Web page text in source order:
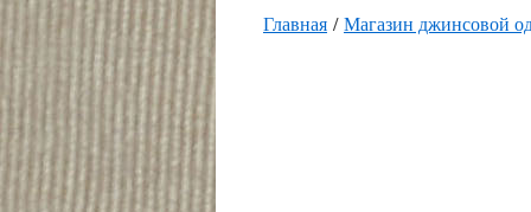
Главная /Магазин джинсовой